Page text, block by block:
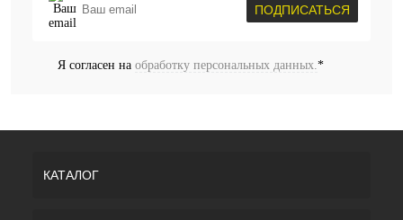
ПОДПИСАТЬСЯ
Я согласен на обработку персональных данных. *
КАТАЛОГ